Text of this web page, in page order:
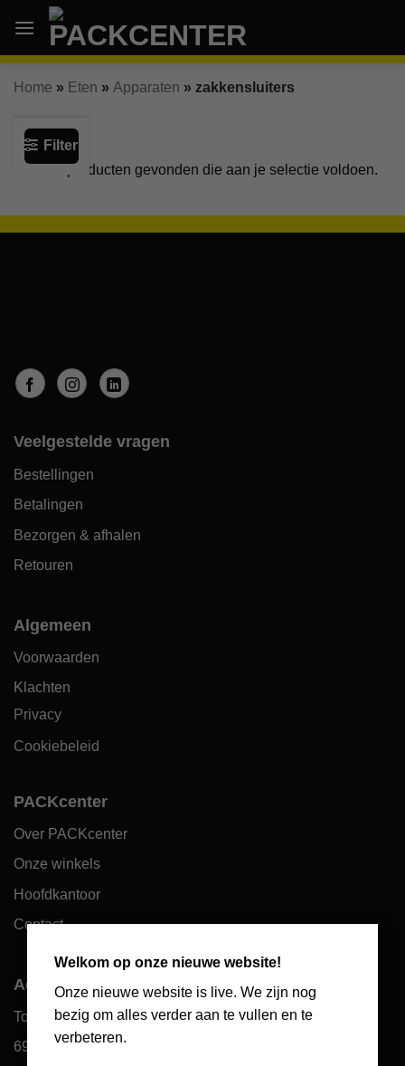
Welkom op onze nieuwe website!
Onze nieuwe website is live. We zijn nog
bezig om alles verder aan te vullen en te
verbeteren.
naar
inhoud
Home » Eten » Apparaten » zakkensluiters
Filter
Geen producten gevonden die aan je selectie voldoen.
Veelgestelde vragen
Bestellingen
Betalingen
Bezorgen & afhalen
Retouren
Algemeen
Voorwaarden
Klachten
Privacy
Cookiebeleid
PACKcenter
Over PACKcenter
Onze winkels
Hoofdkantoor
Contact
Adres hoofdkantoor
Toekomst 10
6921 PW Duiven